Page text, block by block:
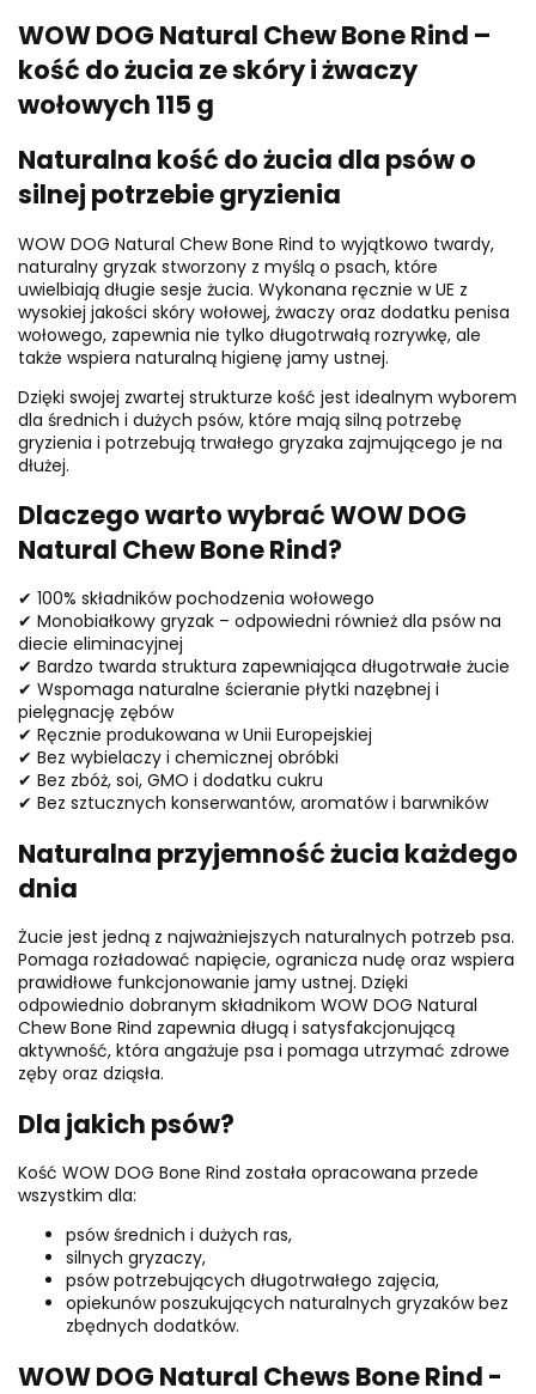
WOW DOG Natural Chew Bone Rind –
kość do żucia ze skóry i żwaczy
wołowych 115 g
Naturalna kość do żucia dla psów o
silnej potrzebie gryzienia
WOW DOG Natural Chew Bone Rind to wyjątkowo twardy,
naturalny gryzak stworzony z myślą o psach, które
uwielbiają długie sesje żucia. Wykonana ręcznie w UE z
wysokiej jakości skóry wołowej, żwaczy oraz dodatku penisa
wołowego, zapewnia nie tylko długotrwałą rozrywkę, ale
także wspiera naturalną higienę jamy ustnej.
Dzięki swojej zwartej strukturze kość jest idealnym wyborem
dla średnich i dużych psów, które mają silną potrzebę
gryzienia i potrzebują trwałego gryzaka zajmującego je na
dłużej.
Dlaczego warto wybrać WOW DOG
Natural Chew Bone Rind?
✔ 100% składników pochodzenia wołowego
✔ Monobiałkowy gryzak – odpowiedni również dla psów na
diecie eliminacyjnej
✔ Bardzo twarda struktura zapewniająca długotrwałe żucie
✔ Wspomaga naturalne ścieranie płytki nazębnej i
pielęgnację zębów
✔ Ręcznie produkowana w Unii Europejskiej
✔ Bez wybielaczy i chemicznej obróbki
✔ Bez zbóż, soi, GMO i dodatku cukru
✔ Bez sztucznych konserwantów, aromatów i barwników
Naturalna przyjemność żucia każdego
dnia
Żucie jest jedną z najważniejszych naturalnych potrzeb psa.
Pomaga rozładować napięcie, ogranicza nudę oraz wspiera
prawidłowe funkcjonowanie jamy ustnej. Dzięki
odpowiednio dobranym składnikom WOW DOG Natural
Chew Bone Rind zapewnia długą i satysfakcjonującą
aktywność, która angażuje psa i pomaga utrzymać zdrowe
zęby oraz dziąsła.
Dla jakich psów?
Kość WOW DOG Bone Rind została opracowana przede
wszystkim dla:
psów średnich i dużych ras,
silnych gryzaczy,
psów potrzebujących długotrwałego zajęcia,
opiekunów poszukujących naturalnych gryzaków bez
zbędnych dodatków.
WOW DOG Natural Chews Bone Rind -